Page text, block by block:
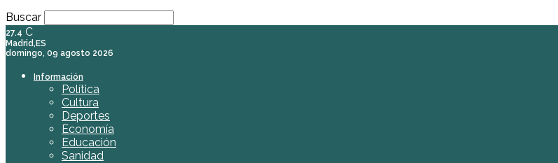
Buscar
27.4 C
Madrid,ES
domingo, 09 agosto 2026
Información
Política
Cultura
Deportes
Economía
Educación
Sanidad